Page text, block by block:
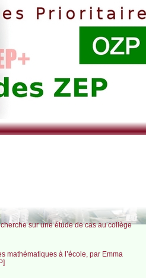
sur une étude de cas au collège
mathématiques à l’école, par Emma